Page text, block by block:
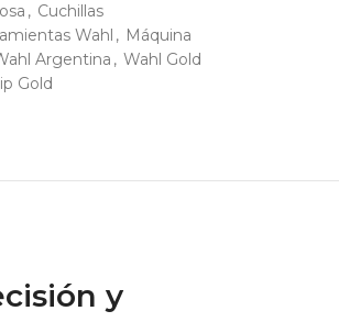
, Cuchillas
Wahl , Máquina
Argentina , Wahl Gold
Gold
y